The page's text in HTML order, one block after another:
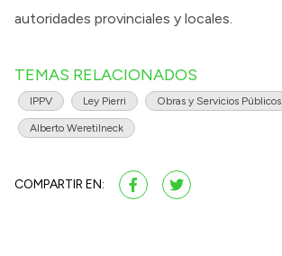
autoridades provinciales y locales.
TEMAS RELACIONADOS
IPPV Ley Pierri Obras y Servicios Públicos
Alberto Weretilneck
COMPARTIR EN: